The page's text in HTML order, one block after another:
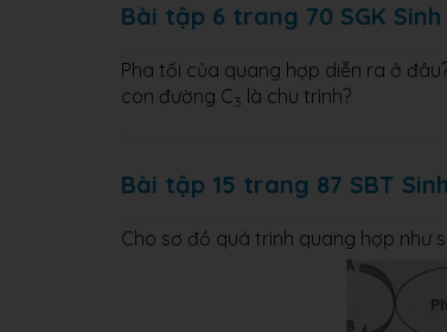
Bài tập 6 trang 70 SGK Sinh
Pha tối của quang hợp diễn ra ở
con đường C3 là chu trình?
Bài tập 15 trang 87 SBT
Cho sơ đồ quá trình quang hợp như